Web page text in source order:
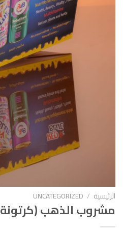
الرئيسية /
UNCATEGORIZED
مشروب الذهب (كرتونة 6 علب)